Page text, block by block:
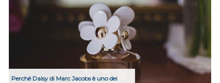
Perché Daisy di Marc Jacobs è uno dei